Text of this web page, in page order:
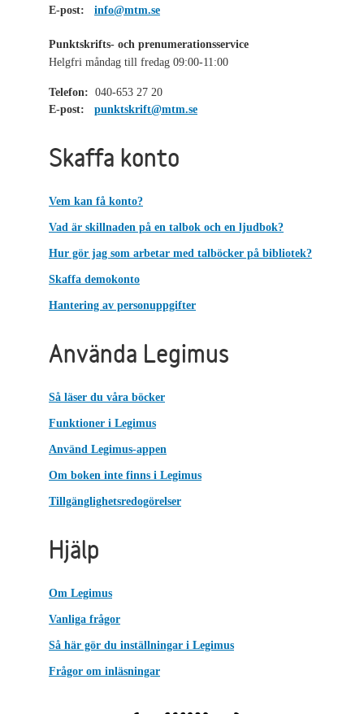
E-post:
info@mtm.se
Punktskrifts- och prenumerationsservice
Helgfri måndag till fredag 09:00-11:00
Telefon: 040-653 27 20
E-post:
punktskrift@mtm.se
Skaffa konto
Vem kan få konto?
Vad är skillnaden på en talbok och en ljudbok?
Hur gör jag som arbetar med talböcker på bibliotek?
Skaffa demokonto
Hantering av personuppgifter
Använda Legimus
Så läser du våra böcker
Funktioner i Legimus
Använd Legimus-appen
Om boken inte finns i Legimus
Tillgänglighetsredogörelser
Hjälp
Om Legimus
Vanliga frågor
Så här gör du inställningar i Legimus
Frågor om inläsningar